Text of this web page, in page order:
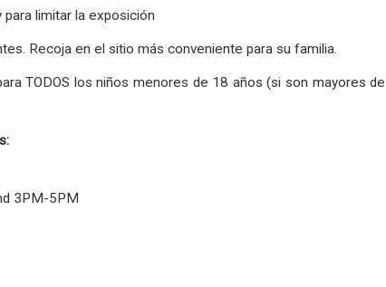
limitar la exposición
Recoja en el sitio más conveniente para su familia.
TODOS los niños menores de 18 años (si son mayores
3PM-5PM